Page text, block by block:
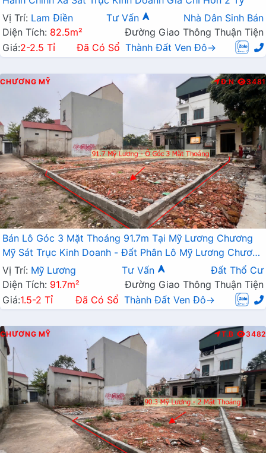
Vị Trí: Lam Điền Tư Vấn
Nhà Dân Sinh Bán
Diện Tích: 82.5m²
Đường Giao Thông Thuận Tiện
Giá:2-2.5 Tỉ Đã Có Sổ Thành Đất Ven Đô→
CHƯƠNG MỸ Đ.N 3481
Bán Lô Góc 3 Mặt Thoáng 91.7m Tại Mỹ Lương Chương
Mỹ Sát Trục Kinh Doanh - Đất Phân Lô Mỹ Lương Chương
Mỹ
Vị Trí: Mỹ Lương Tư Vấn
Đất Thổ Cư
Diện Tích: 91.7m²
Đường Giao Thông Thuận Tiện
Giá:1.5-2 Tỉ Đã Có Sổ Thành Đất Ven Đô→
CHƯƠNG MỸ T.B 3482